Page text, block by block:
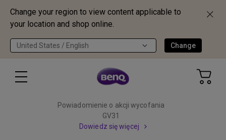
Change your region to view content applicable to
your location and shop online.
United States / English Change
Powiadomienie o akcji wycofania
GV31
Dowiedz się więcej